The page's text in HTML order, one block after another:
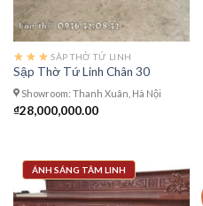
SÂP THỜ TỨ LINH
Sập Thờ Tứ Linh Chân 30
Showroom: Thanh Xuân, Hà Nội
₫28,000,000.00
ÁNH SÁNG TÂM LINH